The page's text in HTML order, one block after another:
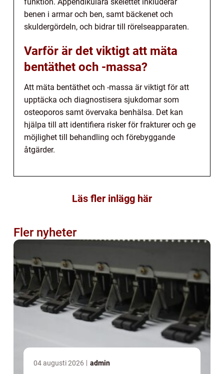
benen i armar och ben, samt bäckenet och
skuldergördeln, och bidrar till rörelseapparaten.
Varför är det viktigt att mäta
bentäthet och -massa?
Att mäta bentäthet och -massa är viktigt för att
upptäcka och diagnostisera sjukdomar som
osteoporos samt övervaka benhälsa. Det kan
hjälpa till att identifiera risker för frakturer och ge
möjlighet till behandling och förebyggande
åtgärder.
Läs fler inlägg här
Fler nyheter
04 augusti 2026 admin